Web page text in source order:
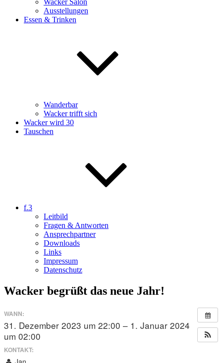
Wacker Salon
Ausstellungen
Essen & Trinken
Wanderbar
Wacker trifft sich
Wacker wird 30
Tauschen
f.3
Leitbild
Fragen & Antworten
Ansprechpartner
Downloads
Links
Impressum
Datenschutz
Wacker begrüßt das neue Jahr!
WANN:
31. Dezember 2023 um 22:00 – 1. Januar 2024
um 02:00
KONTAKT: